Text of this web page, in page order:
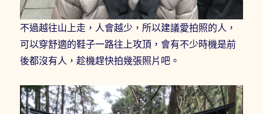
不過越往山上走，人會越少，所以建議愛拍照的人，
可以穿舒適的鞋子一路往上攻頂，會有不少時機是前
後都沒有人，趁機趕快拍幾張照片吧。